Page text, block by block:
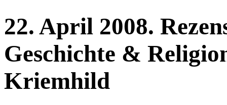
22. April 2008.
Geschichte &
Kriemhild